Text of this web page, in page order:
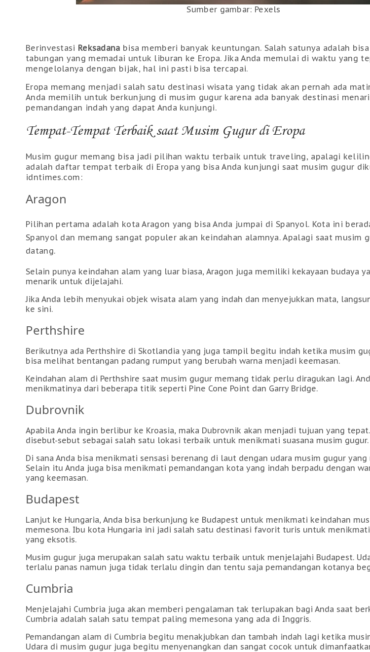
Sumber gambar: Pexels
Berinvestasi Reksadana bisa memberi banyak keuntungan. Salah satunya adalah
tabungan yang memadai untuk liburan ke Eropa. Jika Anda memulai di waktu yang
mengelolanya dengan bijak, hal ini pasti bisa tercapai.
Eropa memang menjadi salah satu destinasi wisata yang tidak akan pernah ada
Anda memilih untuk berkunjung di musim gugur karena ada banyak destinasi
pemandangan indah yang dapat Anda kunjungi.
Tempat-Tempat Terbaik saat Musim Gugur di Eropa
Musim gugur memang bisa jadi pilihan waktu terbaik untuk traveling, apalagi
adalah daftar tempat terbaik di Eropa yang bisa Anda kunjungi saat musim gugur
idntimes.com:
Aragon
Pilihan pertama adalah kota Aragon yang bisa Anda jumpai di Spanyol. Kota ini
Spanyol dan memang sangat populer akan keindahan alamnya. Apalagi saat musim
datang.
Selain punya keindahan alam yang luar biasa, Aragon juga memiliki kekayaan budaya
menarik untuk dijelajahi.
Jika Anda lebih menyukai objek wisata alam yang indah dan menyejukkan mata,
ke sini.
Perthshire
Berikutnya ada Perthshire di Skotlandia yang juga tampil begitu indah ketika musim
bisa melihat bentangan padang rumput yang berubah warna menjadi keemasan.
Keindahan alam di Perthshire saat musim gugur memang tidak perlu diragukan lagi.
menikmatinya dari beberapa titik seperti Pine Cone Point dan Garry Bridge.
Dubrovnik
Apabila Anda ingin berlibur ke Kroasia, maka Dubrovnik akan menjadi tujuan yang
disebut-sebut sebagai salah satu lokasi terbaik untuk menikmati suasana musim gugur.
Di sana Anda bisa menikmati sensasi berenang di laut dengan udara musim gugur
Selain itu Anda juga bisa menikmati pemandangan kota yang indah berpadu dengan
yang keemasan.
Budapest
Lanjut ke Hungaria, Anda bisa berkunjung ke Budapest untuk menikmati keindahan
memesona. Ibu kota Hungaria ini jadi salah satu destinasi favorit turis untuk
yang eksotis.
Musim gugur juga merupakan salah satu waktu terbaik untuk menjelajahi Budapest.
terlalu panas namun juga tidak terlalu dingin dan tentu saja pemandangan kotanya
Cumbria
Menjelajahi Cumbria juga akan memberi pengalaman tak terlupakan bagi Anda saat
Cumbria adalah salah satu tempat paling memesona yang ada di Inggris.
Pemandangan alam di Cumbria begitu menakjubkan dan tambah indah lagi ketika
Udara di musim gugur juga begitu menyenangkan dan sangat cocok untuk